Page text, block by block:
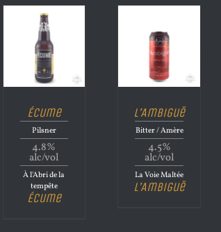
Écume
Pilsner
4.8%
alc/vol
À l'Abri de la
tempête
Écume
L’Ambiguë
Bitter / Amère
4.5%
alc/vol
La Voie Maltée
L’Ambiguë